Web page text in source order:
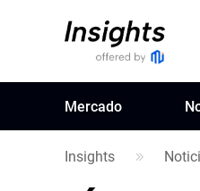
Mercado
Insights